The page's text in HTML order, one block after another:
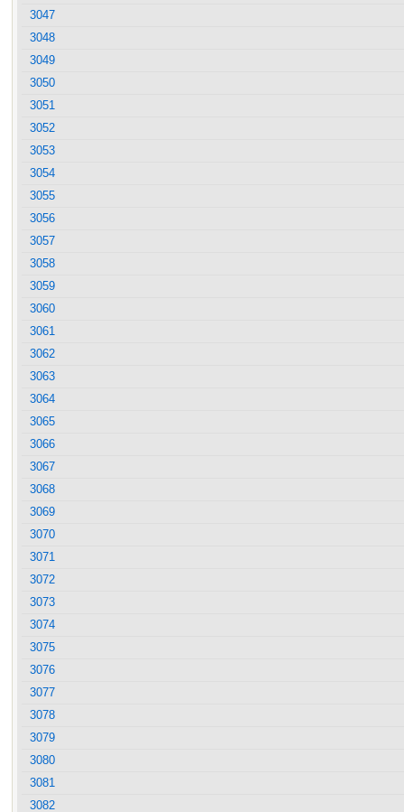
3047
3048
3049
3050
3051
3052
3053
3054
3055
3056
3057
3058
3059
3060
3061
3062
3063
3064
3065
3066
3067
3068
3069
3070
3071
3072
3073
3074
3075
3076
3077
3078
3079
3080
3081
3082